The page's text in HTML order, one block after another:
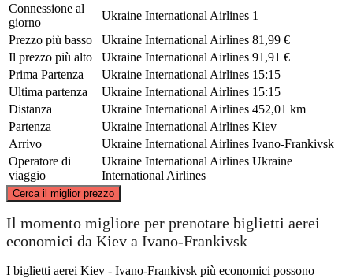
Connessione al
giorno
Ukraine International Airlines 1
Prezzo più basso
Ukraine International Airlines 81,99 €
Il prezzo più alto
Ukraine International Airlines 91,91 €
Prima Partenza
Ukraine International Airlines 15:15
Ultima partenza
Ukraine International Airlines 15:15
Distanza
Ukraine International Airlines 452,01 km
Partenza
Ukraine International Airlines Kiev
Arrivo
Ukraine International Airlines Ivano-Frankivsk
Operatore di
viaggio
Ukraine International Airlines Ukraine
International Airlines
Cerca il miglior prezzo
©CARTO
Il momento migliore per prenotare biglietti aerei
economici da Kiev a Ivano-Frankivsk
I biglietti aerei Kiev - Ivano-Frankivsk più economici possono